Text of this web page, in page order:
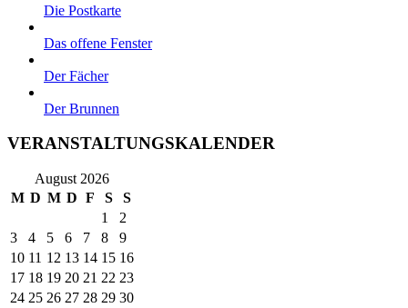
Die Postkarte
Das offene Fenster
Der Fächer
Der Brunnen
VERANSTALTUNGSKALENDER
August 2026
M D M D F S S
1
2
3
4 5 6 7 8
9
10 11 12 13 14 15 16
17 18 19 20 21 22 23
24 25 26 27 28 29 30